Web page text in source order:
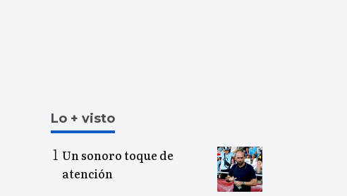
Lo + visto
Un sonoro toque de
atención